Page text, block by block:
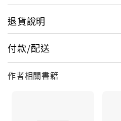
退貨說明
付款/配送
作者相關書籍